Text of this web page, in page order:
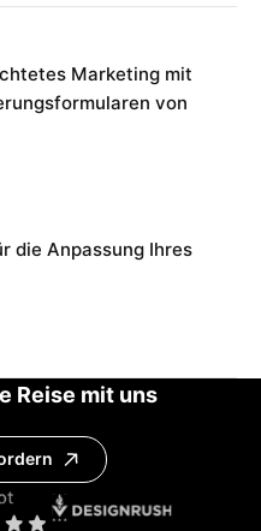
Marketing mit
von
die Anpassung Ihres
Reise mit uns